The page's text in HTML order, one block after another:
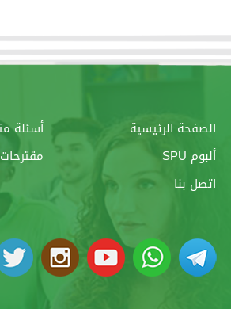
الصفحة الرئيسية أسئلة
ألبوم SPU
اتصل بنا